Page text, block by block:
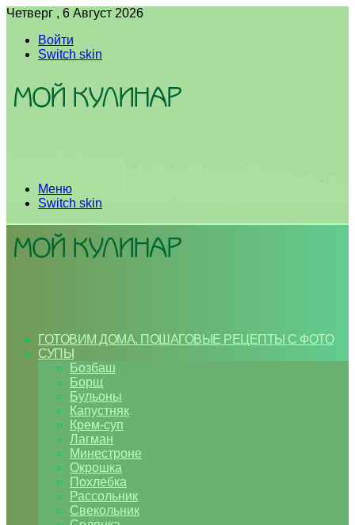
Четверг , 6 Август 2026
Войти
Switch skin
Меню
Switch skin
ГОТОВИМ ДОМА. ПОШАГОВЫЕ РЕЦЕПТЫ С ФОТО
СУПЫ
Бозбаш
Борщ
Бульоны
Капустняк
Крем-суп
Лагман
Минестроне
Окрошка
Похлебка
Рассольник
Свекольник